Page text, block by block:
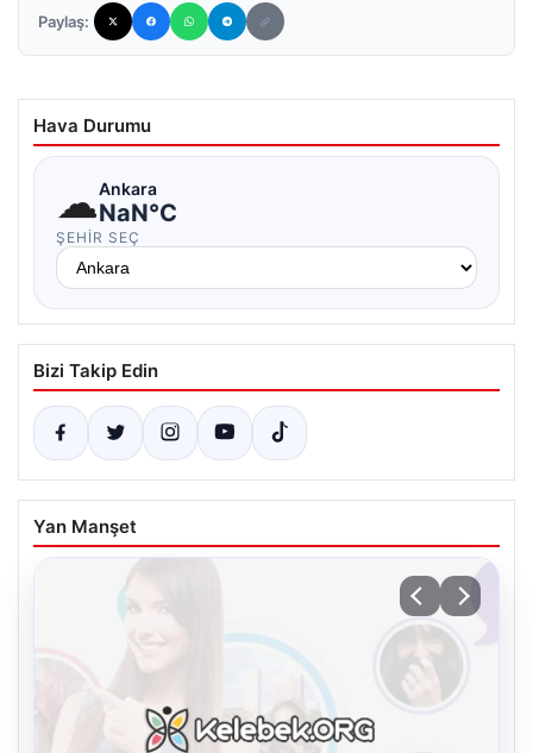
Paylaş:
Hava Durumu
☁Ankara
NaN°C
ŞEHIR SEÇ
Bizi Takip Edin
Yan Manşet